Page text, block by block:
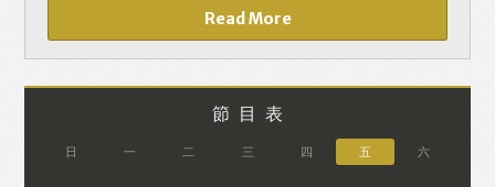
決定提供個人資料，即表示您同意我們將
該資料傳送並儲存。 熱血時報會根據用戶
廣告目標人士的標準），而發送目標廣
告。不會因為你與廣告作出互動或觀看一
個目標廣告而向廣告客戶提供任何用戶的
Read More
節目表
日 一 二 三 四 五 六